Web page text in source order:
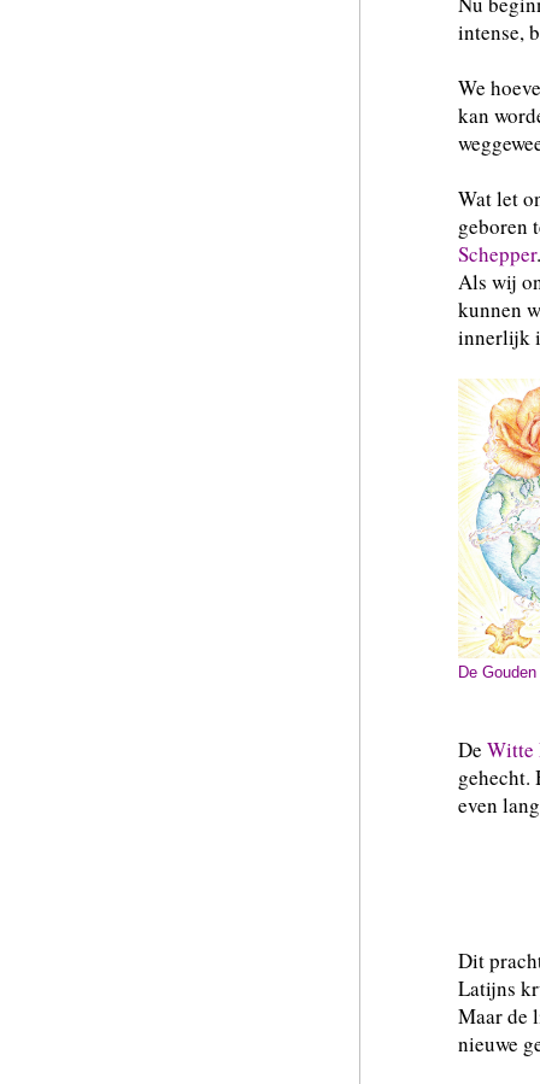
intense,
We
kan
Wat let
geboren
Schepper.
Als wij
kunnen
innerlijk
De Witte
gehecht.
even
Dit
Latijns
Maar de
nieuwe
De